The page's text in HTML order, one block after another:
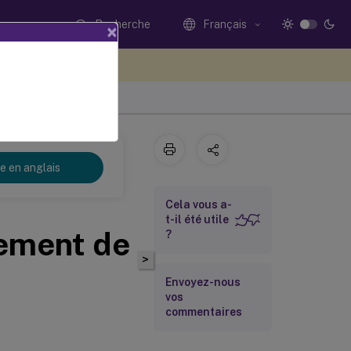
Recherche Français
en anglais
de
>
Cela vous a-
t-il été utile
?
Envoyez-nous
vos
commentaires
×